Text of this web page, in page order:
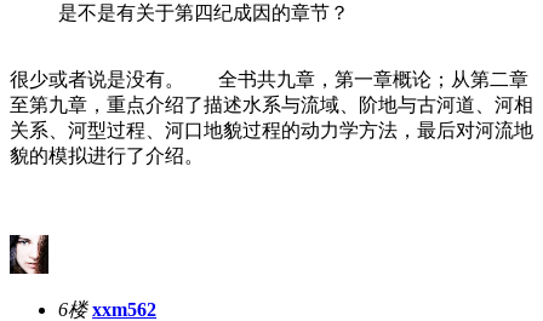
是不是有关于第四纪成因的章节？
很少或者说是没有。 全书共九章，第一章概论；从第二章
至第九章，重点介绍了描述水系与流域、阶地与古河道、河相
关系、河型过程、河口地貌过程的动力学方法，最后对河流地
貌的模拟进行了介绍。
6楼 xxm562